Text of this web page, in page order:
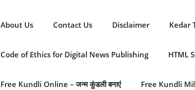
About Us Contact Us Disclaimer Kedar
Code of Ethics for Digital News Publishing HTML
Free Kundli Online – जन्म कुंडली बनाएं Free Kundli